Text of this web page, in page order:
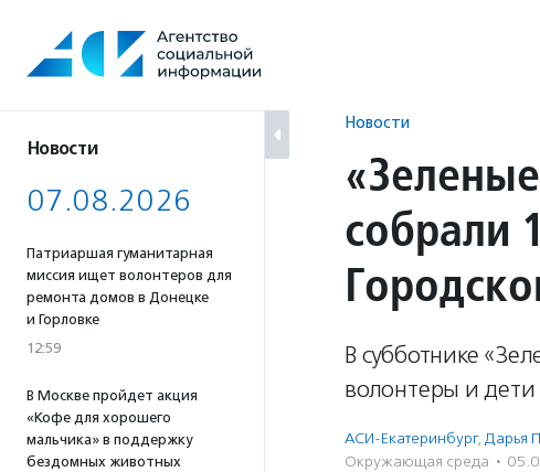
содержанию
Новости
07.08.2026
Патриаршая гуманитарная
миссия ищет волонтеров для
ремонта домов в Донецке
и Горловке
12:59
В Москве пройдет акция
«Кофе для хорошего
мальчика» в поддержку
бездомных животных
Новости
собрали
В субботнике
волонтеры и дети
АСИ-Екатеринбург, Дарья
Окружающая среда ·